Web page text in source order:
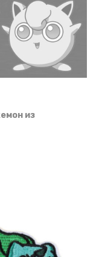
из